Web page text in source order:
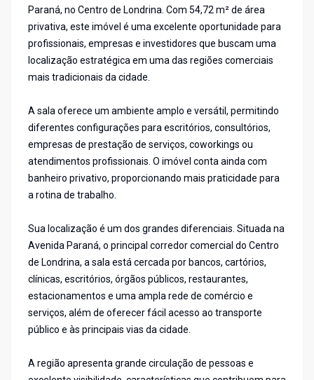
Paraná, no Centro de Londrina. Com 54,72 m² de área
privativa, este imóvel é uma excelente oportunidade para
profissionais, empresas e investidores que buscam uma
localização estratégica em uma das regiões comerciais
mais tradicionais da cidade.
A sala oferece um ambiente amplo e versátil, permitindo
diferentes configurações para escritórios, consultórios,
empresas de prestação de serviços, coworkings ou
atendimentos profissionais. O imóvel conta ainda com
banheiro privativo, proporcionando mais praticidade para
a rotina de trabalho.
Sua localização é um dos grandes diferenciais. Situada na
Avenida Paraná, o principal corredor comercial do Centro
de Londrina, a sala está cercada por bancos, cartórios,
clínicas, escritórios, órgãos públicos, restaurantes,
estacionamentos e uma ampla rede de comércio e
serviços, além de oferecer fácil acesso ao transporte
público e às principais vias da cidade.
A região apresenta grande circulação de pessoas e